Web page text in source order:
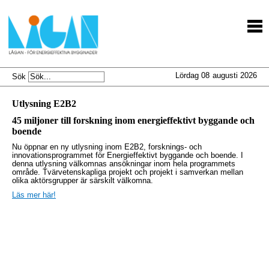
augusti 2026
Lördag 08
Sök
Utlysning E2B2
45 miljoner till forskning inom energieffektivt byggande och
boende
Nu öppnar en ny utlysning inom E2B2, forsknings- och
innovationsprogrammet för Energieffektivt byggande och boende. I
denna utlysning välkomnas ansökningar inom hela programmets
område. Tvärvetenskapliga projekt och projekt i samverkan mellan
olika aktörsgrupper är särskilt välkomna.
Läs mer här!